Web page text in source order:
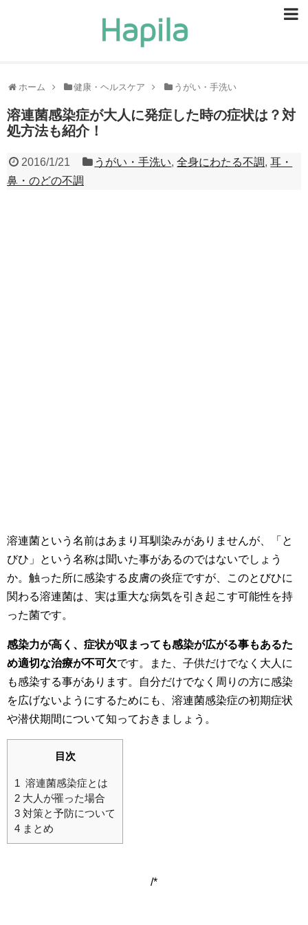
ホーム 健康・ヘルスケア うがい・手洗い
溶連菌感染症が大人に発症した時の症状は？対
処方法も紹介！
2016/1/21 うがい・手洗い,全身にわたる不調,耳・
鼻・のどの不調
溶連菌という名前はあまり耳馴染みがありませんが、「と
びひ」という名称は聞いた事があるのではないでしょう
か。触った所に感染する皮膚の炎症ですが、このとびひに
関わる溶連菌は、実は重大な病気を引き起こす可能性を持
った菌です。
感染力が高く、症状が収まっても感染が広がる事もあるた
め適切な治療が不可欠です。また、子供だけでなく大人に
も感染する事があります。自分だけでなく周りの方に感染
を広げないようにするためにも、溶連菌感染症の初期症状
や潜伏期間について知っておきましょう。
目次
1 溶連菌感染症とは
2 大人が罹った場合
3 対策と予防について
4 まとめ
/*
ヘアケア
ヘルスケア
食事・食べ物